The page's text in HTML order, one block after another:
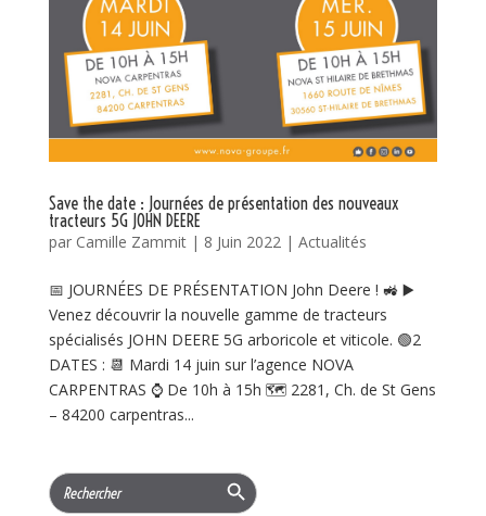
Save the date : Journées de présentation des nouveaux
tracteurs 5G JOHN DEERE
par Camille Zammit| 8 Juin 2022| Actualités
📅 JOURNÉES DE PRÉSENTATION John Deere ! 🚜 ▶️
Venez découvrir la nouvelle gamme de tracteurs
spécialisés JOHN DEERE 5G arboricole et viticole. 🟢2
DATES : 📆 Mardi 14 juin sur l’agence NOVA
CARPENTRAS ⌚ De 10h à 15h 🗺️ 2281, Ch. de St Gens
– 84200 carpentras...
Search
for:
Search Button